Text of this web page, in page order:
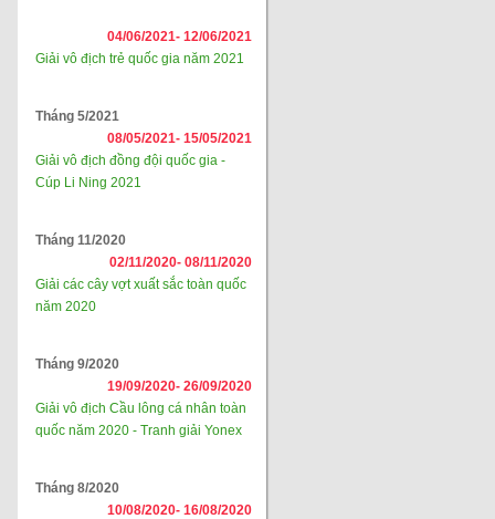
04/06/2021- 12/06/2021
Giải vô địch trẻ quốc gia năm 2021
Tháng 5/2021
08/05/2021- 15/05/2021
Giải vô địch đồng đội quốc gia -
Cúp Li Ning 2021
Tháng 11/2020
02/11/2020- 08/11/2020
Giải các cây vợt xuất sắc toàn quốc
năm 2020
Tháng 9/2020
19/09/2020- 26/09/2020
Giải vô địch Cầu lông cá nhân toàn
quốc năm 2020 - Tranh giải Yonex
Tháng 8/2020
10/08/2020- 16/08/2020